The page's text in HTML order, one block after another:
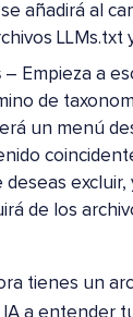
añadirá al
LLMs.txt
– Empieza a
de
un menú
excluir,
de los
tienes un